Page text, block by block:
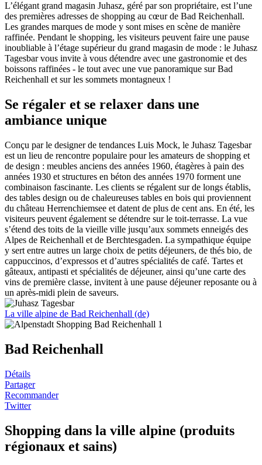
L’élégant grand magasin Juhasz, géré par son propriétaire, est l’une
des premières adresses de shopping au cœur de Bad Reichenhall.
Les grandes marques de mode y sont mises en scène de manière
raffinée. Pendant le shopping, les visiteurs peuvent faire une pause
inoubliable à l’étage supérieur du grand magasin de mode : le Juhasz
Tagesbar vous invite à vous détendre avec une gastronomie et des
boissons raffinées - le tout avec une vue panoramique sur Bad
Reichenhall et sur les sommets montagneux !
Se régaler et se relaxer dans une
ambiance unique
Conçu par le designer de tendances Luis Mock, le Juhasz Tagesbar
est un lieu de rencontre populaire pour les amateurs de shopping et
de design : meubles anciens des années 1960, étagères à pain des
années 1930 et structures en béton des années 1970 forment une
combinaison fascinante. Les clients se régalent sur de longs établis,
des tables design ou de chaleureuses tables en bois qui proviennent
du château Herrenchiemsee et datent de plus de cent ans. En été, les
visiteurs peuvent également se détendre sur le toit-terrasse. La vue
s’étend des toits de la vieille ville jusqu’aux sommets enneigés des
Alpes de Reichenhall et de Berchtesgaden. La sympathique équipe
y sert entre autres un large choix de petits déjeuners, de thés bio, de
cappuccinos, d’expressos et d’autres spécialités de café. Tartes et
gâteaux, antipasti et spécialités de déjeuner, ainsi qu’une carte des
vins de première classe, invitent à une pause déjeuner reposante ou à
un après-midi plein de saveurs.
La ville alpine de Bad Reichenhall (de)
Bad Reichenhall
Détails
Partager
Recommander
Twitter
Shopping dans la ville alpine (produits
régionaux et sains)